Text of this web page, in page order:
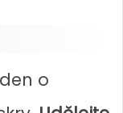
o